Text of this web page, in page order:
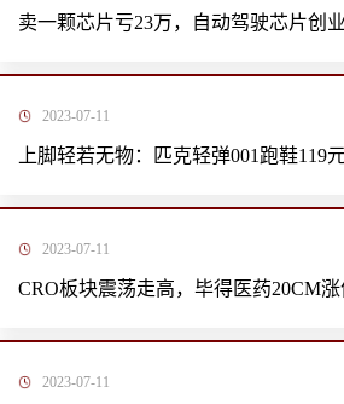
卖一颗芯片亏23万，自动驾驶芯片创
2023-07-11
上脚轻若无物：匹克轻弹001跑鞋119
2023-07-11
CRO板块震荡走高，毕得医药20CM涨
2023-07-11